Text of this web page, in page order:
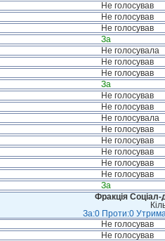
Не голосував
Не голосував
Не голосував
За
Не голосувала
Не голосував
Не голосував
За
Не голосував
Не голосував
Не голосувала
Не голосував
Не голосував
Не голосував
Не голосував
Не голосував
За
Фракція Соціал-
За:0 Проти:0
Не голосував
Не голосував